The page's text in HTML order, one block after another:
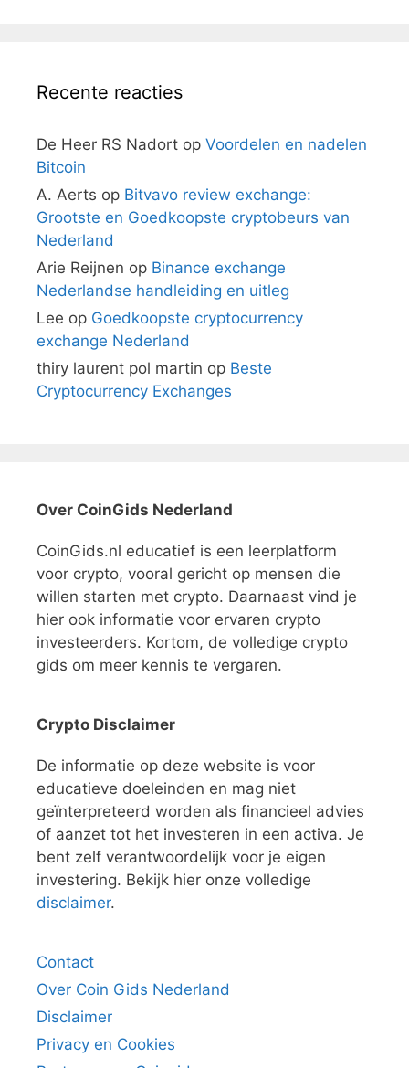
Recente reacties
De Heer RS Nadort op Voordelen en nadelen
Bitcoin
A. Aerts op Bitvavo review exchange:
Grootste en Goedkoopste cryptobeurs van
Nederland
Arie Reijnen op Binance exchange
Nederlandse handleiding en uitleg
Lee op Goedkoopste cryptocurrency
exchange Nederland
thiry laurent pol martin op Beste
Cryptocurrency Exchanges
Over CoinGids Nederland
CoinGids.nl educatief is een leerplatform
voor crypto, vooral gericht op mensen die
willen starten met crypto. Daarnaast vind je
hier ook informatie voor ervaren crypto
investeerders. Kortom, de volledige crypto
gids om meer kennis te vergaren.
Crypto Disclaimer
De informatie op deze website is voor
educatieve doeleinden en mag niet
geïnterpreteerd worden als financieel advies
of aanzet tot het investeren in een activa. Je
bent zelf verantwoordelijk voor je eigen
investering. Bekijk hier onze volledige
disclaimer.
Contact
Over Coin Gids Nederland
Disclaimer
Privacy en Cookies